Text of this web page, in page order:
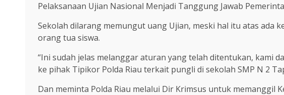
Pelaksanaan Ujian Nasional Menjadi Tanggung Jawab
Sekolah dilarang memungut uang Ujian, meski hal itu atas ada
orang tua siswa.
“Ini sudah jelas melanggar aturan yang telah ditentukan, kami
ke pihak Tipikor Polda Riau terkait pungli di sekolah SMP N 2
Dan meminta Polda Riau melalui Dir Krimsus untuk memanggil